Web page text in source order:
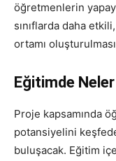
öğretmenlerin yapay
sınıflarda daha
ortamı
Eğitimde
Proje kapsamında
potansiyelini
buluşacak. Eğitim